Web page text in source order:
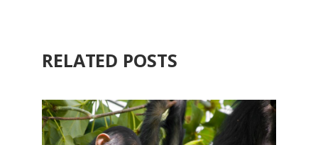
RELATED POSTS